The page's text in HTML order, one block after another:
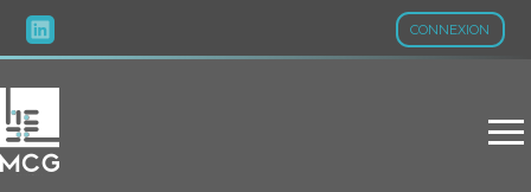
CONNEXION
Aller
au